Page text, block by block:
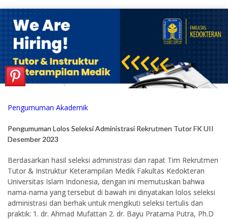
Pengumuman Akademik
Pengumuman Lolos Seleksi Administrasi Rekrutmen Tutor FK UII
Desember 2023
Berdasarkan hasil seleksi administrasi dan rapat Tim Rekrutmen
Tutor & Instruktur Keterampilan Medik Fakultas Kedokteran
Universitas Islam Indonesia, dengan ini memutuskan bahwa
nama-nama yang tersebut di bawah ini dinyatakan lolos seleksi
administrasi dan berhak untuk mengikuti seleksi tertulis dan
praktik: 1. dr. Ahmad Mufattan 2. dr. Bayu Pratama Putra, Ph.D